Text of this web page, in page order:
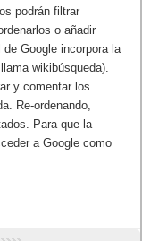
podrán filtrar
o añadir
Google incorpora la
wikibúsqueda).
y comentar los
Re-ordenando,
Para que la
a Google como